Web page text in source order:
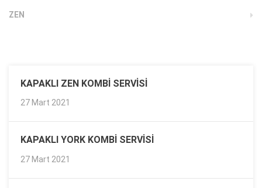
ZEN
KAPAKLI ZEN KOMBI SERVISI
27 Mart 2021
KAPAKLI YORK KOMBI SERVISI
27 Mart 2021